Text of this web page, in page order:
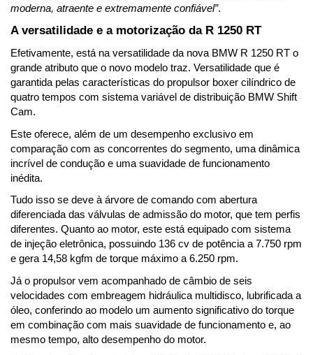
moderna, atraente e extremamente confiável”.
A versatilidade e a motorização da R 1250 RT
Efetivamente, está na versatilidade da nova BMW R 1250 RT o
grande atributo que o novo modelo traz. Versatilidade que é
garantida pelas características do propulsor boxer cilíndrico de
quatro tempos com sistema variável de distribuição BMW Shift
Cam.
Este oferece, além de um desempenho exclusivo em
comparação com as concorrentes do segmento, uma dinâmica
incrível de condução e uma suavidade de funcionamento
inédita.
Tudo isso se deve à árvore de comando com abertura
diferenciada das válvulas de admissão do motor, que tem perfis
diferentes. Quanto ao motor, este está equipado com sistema
de injeção eletrônica, possuindo 136 cv de potência a 7.750 rpm
e gera 14,58 kgfm de torque máximo a 6.250 rpm.
Já o propulsor vem acompanhado de câmbio de seis
velocidades com embreagem hidráulica multidisco, lubrificada a
óleo, conferindo ao modelo um aumento significativo do torque
em combinação com mais suavidade de funcionamento e, ao
mesmo tempo, alto desempenho do motor.